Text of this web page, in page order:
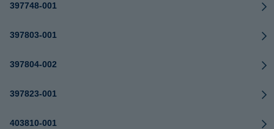
397748-001
397803-001
397804-002
397823-001
403810-001